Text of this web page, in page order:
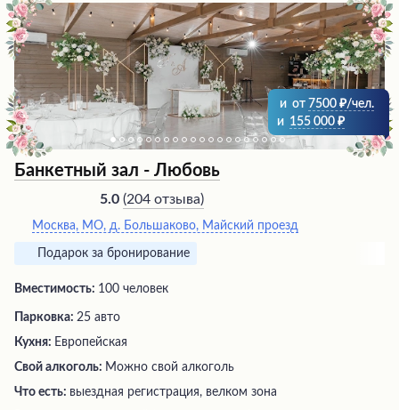
времяпрепровождения в любую погоду, включая
обогреватели и навесы. Безукоризненный сервис и
живописные виды создают неповторимую атмосферу
для проведения торжеств и уединенного отдыха.
и от 7500
/чел.
и 155 000
Банкетный зал - Любовь
5.0 (204 отзыва)
Москва, МО, д. Большаково, Майский проезд
Подарок за бронирование
Вместимость: 100 человек
Парковка: 25 авто
Кухня: Европейская
Свой алкоголь: Можно свой алкоголь
Что есть: выездная регистрация, велком зона